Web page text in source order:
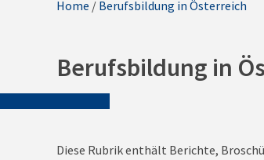
Home / Berufsbildung in Österreich
Berufsbildung in
Diese Rubrik enthält Berichte,